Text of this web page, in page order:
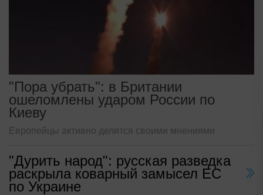
"Пора убрать": в Британии
ошеломлены ударом России по
Киеву
Европейцы активно делятся своими мнениями
"Дурить народ": русская разведка
раскрыла коварный замысел ЕС
по Украине